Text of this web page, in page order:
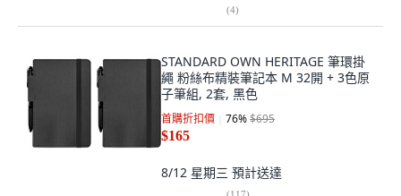
(4)
STANDARD OWN HERITAGE 筆環掛
繩 粉絲布精裝筆記本 M 32開 + 3色原
子筆組, 2套, 黑色
首購折扣價 76%$695
$165
8/12 星期三 預計送達
(117)